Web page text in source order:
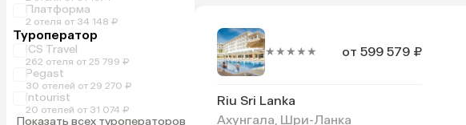
Платформа
2 отеля от 34 148 ₽
Туроператор
ICS Travel
262 отеля от 25 799 ₽
Pegast
30 отелей от 29 270 ₽
Intourist
20 отелей от 31 074 ₽
Показать всех туроператоров
★★★★★ от 599 579 ₽
Riu Sri Lanka
Ахунгала, Шри-Ланка